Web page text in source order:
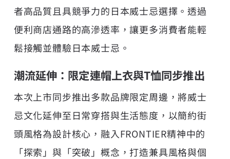
者高品質且具競爭力的日本威士忌選擇。透過
便利商店通路的高滲透率，讓更多消費者能輕
鬆接觸並體驗日本威士忌。
潮流延伸：限定連帽上衣與T恤同步推出
本次上市同步推出多款品牌限定周邊，將威士
忌文化延伸至日常穿搭與生活態度，以簡約街
頭風格為設計核心，融入FRONTIER精神中的
「探索」與「突破」概念，打造兼具風格與個